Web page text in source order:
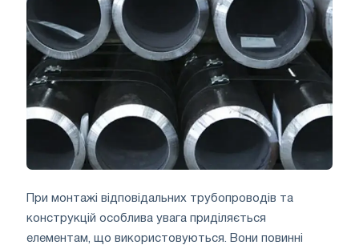
При монтажі відповідальних трубопроводів та
конструкцій особлива увага приділяється
елементам, що використовуються. Вони повинні